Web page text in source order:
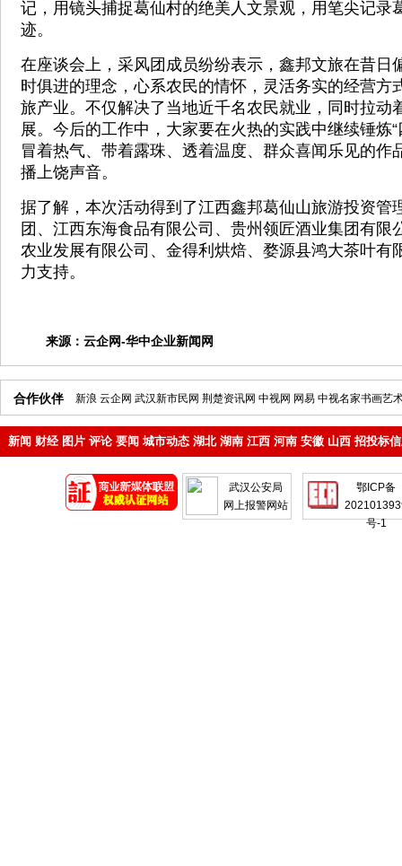
记，用镜头捕捉葛仙村的绝美人文景观，用笔尖记录
迹。
在座谈会上，采风团成员纷纷表示，鑫邦文旅在昔日
时俱进的理念，心系农民的情怀，灵活务实的经营方
旅产业。不仅解决了当地近千名农民就业，同时拉动
展。今后的工作中，大家要在火热的实践中继续锤炼
冒着热气、带着露珠、透着温度、群众喜闻乐见的作
播上饶声音。
据了解，本次活动得到了江西鑫邦葛仙山旅游投资管
团、江西东海食品有限公司、贵州领匠酒业集团有限
农业发展有限公司、金得利烘焙、婺源县鸿大茶叶有
力支持。
来源： 云企网-华中企业新闻网
合作伙伴 新浪 云企网 武汉新市民网 荆楚资讯网 中视网 网易 中视名家书画艺
新闻 财经 图片 评论 要闻 城市动态 湖北 湖南 江西 河南 安徽 山西 招投标
武汉公安局
网上报警网站
鄂ICP备
号-1